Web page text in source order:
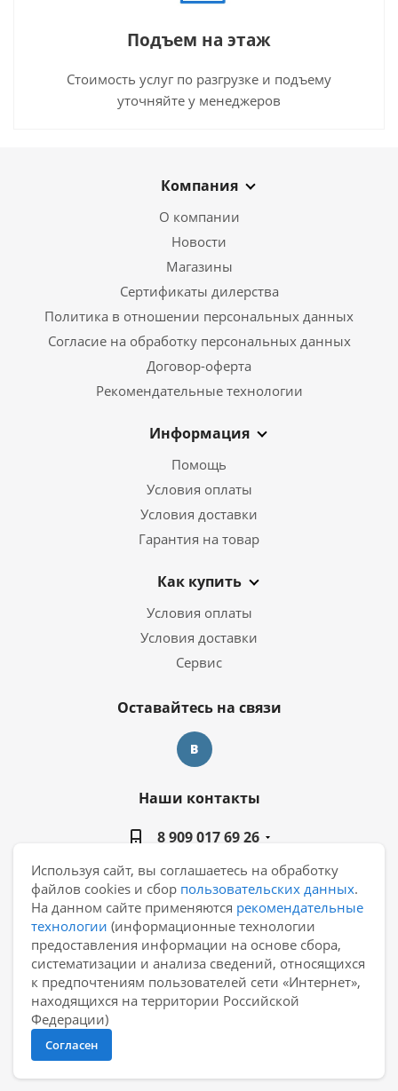
Подъем на этаж
Стоимость услуг по разгрузке и подъему
уточняйте у менеджеров
Компания
О компании
Новости
Магазины
Сертификаты дилерства
Политика в отношении персональных данных
Согласие на обработку персональных данных
Договор-оферта
Рекомендательные технологии
Информация
Помощь
Условия оплаты
Условия доставки
Гарантия на товар
Как купить
Условия оплаты
Условия доставки
Сервис
Оставайтесь на связи
Наши контакты
8 909 017 69 26
manager@casa-ceramica.ru
Екатеринбург, ул. Новинская 2, склад "С15"
2026 © АО "Уралкерамика"
Используя сайт, вы соглашаетесь на обработку
файлов cookies и сбор пользовательских данных.
На данном сайте применяются рекомендательные
технологии (информационные технологии
предоставления информации на основе сбора,
систематизации и анализа сведений, относящихся
к предпочтениям пользователей сети «Интернет»,
находящихся на территории Российской
Федерации)
Согласен